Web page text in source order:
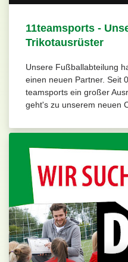
11teamsports -
Trikotausrüster
Unsere Fußballabteilung
einen neuen Partner. Seit
teamsports ein großer
geht's zu unserem neuen